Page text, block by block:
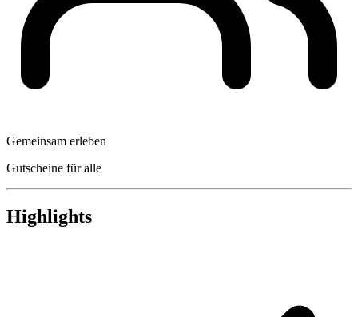
Gemeinsam erleben
Gutscheine für alle
Highlights